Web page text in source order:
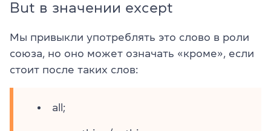
But в значении except
Мы привыкли употреблять это слово в роли
союза, но оно может означать «кроме», если
стоит после таких слов:
all;